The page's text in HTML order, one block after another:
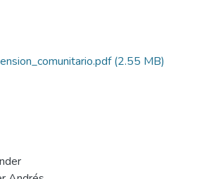
(2.55 MB)